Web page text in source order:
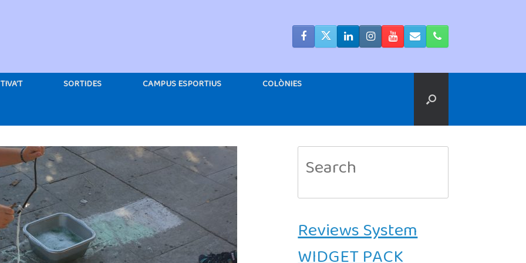
SORTIDES CAMPUS ESPORTIUS
COLÒNIES
Search
for:
Reviews System